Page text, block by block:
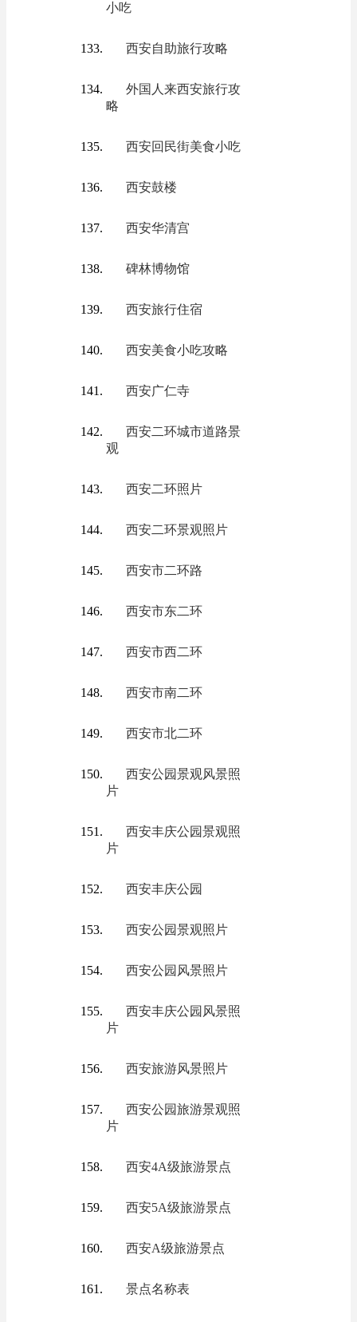
小吃
西安自助旅行攻略
外国人来西安旅行攻
略
西安回民街美食小吃
西安鼓楼
西安华清宫
碑林博物馆
西安旅行住宿
西安美食小吃攻略
西安广仁寺
西安二环城市道路景
观
西安二环照片
西安二环景观照片
西安市二环路
西安市东二环
西安市西二环
西安市南二环
西安市北二环
西安公园景观风景照
片
西安丰庆公园景观照
片
西安丰庆公园
西安公园景观照片
西安公园风景照片
西安丰庆公园风景照
片
西安旅游风景照片
西安公园旅游景观照
片
西安4A级旅游景点
西安5A级旅游景点
西安A级旅游景点
景点名称表